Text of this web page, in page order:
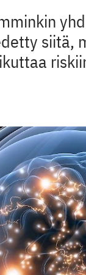
siitä,